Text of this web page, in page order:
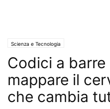
Scienza e Tecnologia
Codici a barre
mappare il
che cambia